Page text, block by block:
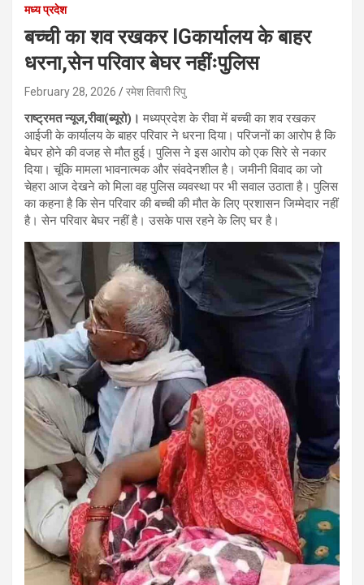
मध्य प्रदेश
बच्ची का शव रखकर IGकार्यालय के बाहर
धरना,सेन परिवार बेघर नहींःपुलिस
February 28, 2026 रमेश तिवारी रिपु
राष्ट्रमत न्यूज,रीवा(ब्यूरो)। मध्यप्रदेश के रीवा में बच्ची का शव रखकर
आईजी के कार्यालय के बाहर परिवार ने धरना दिया। परिजनों का आरोप है कि
बेघर होने की वजह से मौत हुई। पुलिस ने इस आरोप को एक सिरे से नकार
दिया। चूंकि मामला भावनात्मक और संवदेनशील है। जमीनी विवाद का जो
चेहरा आज देखने को मिला वह पुलिस व्यवस्था पर भी सवाल उठाता है। पुलिस
का कहना है कि सेन परिवार की बच्ची की मौत के लिए प्रशासन जिम्मेदार नहीं
है। सेन परिवार बेघर नहीं है। उसके पास रहने के लिए घर है।